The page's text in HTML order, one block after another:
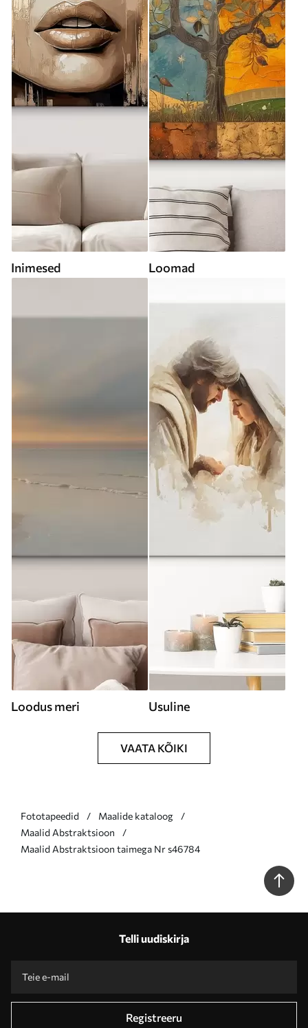
Inimesed Loomad
Loodus meri Usuline
VAATA KÕIKI
Fototapeedid
Maalide kataloog
Maalid Abstraktsioon
Maalid Abstraktsioon taimega Nr s46784
Telli uudiskirja
Registreeru